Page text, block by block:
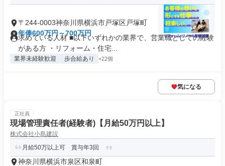
〒244-0003神奈川県横浜市戸塚区戸塚町
年俸600万円～700万円
求めている人材 ■以下いずれかの業界で、営業職としての経験
がある方 ・リフォーム・住宅...
業界未経験歓迎 歩合給あり +22個
気になる
正社員
現場管理責任者(経験者)【月給50万円以上】
株式会社小島建設
月給50万以上可 賞与年3回
神奈川県横浜市泉区和泉町